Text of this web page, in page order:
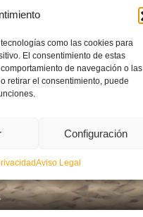
como las cookies para
El consentimiento de estas
de navegación o las
retirar el consentimiento, puede
Configuración
Aviso Legal